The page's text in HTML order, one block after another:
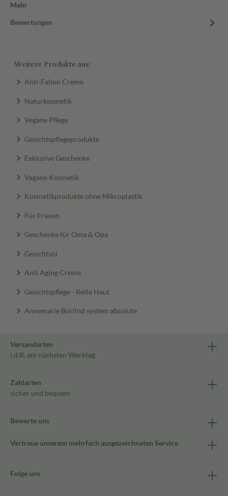
Mehr
Bewertungen
Weitere Produkte aus:
Anti-Falten Creme
Naturkosmetik
Vegane Pflege
Gesichtspflegeprodukte
Exklusive Geschenke
Vegane Kosmetik
Kosmetikprodukte ohne Mikroplastik
Für Frauen
Geschenke für Oma & Opa
Gesichtsöl
Anti Aging Creme
Gesichtspflege - Reife Haut
Annemarie Börlind system absolute
Versandarten
i.d.R. am nächsten Werktag
Zahlarten
sicher und bequem
Bewerte uns
Vertraue unserem mehrfach ausgezeichneten Service
Folge uns